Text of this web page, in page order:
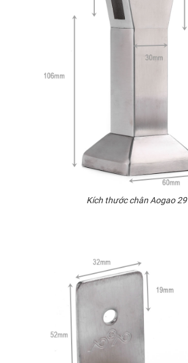
Kích thước chân Aogao 29